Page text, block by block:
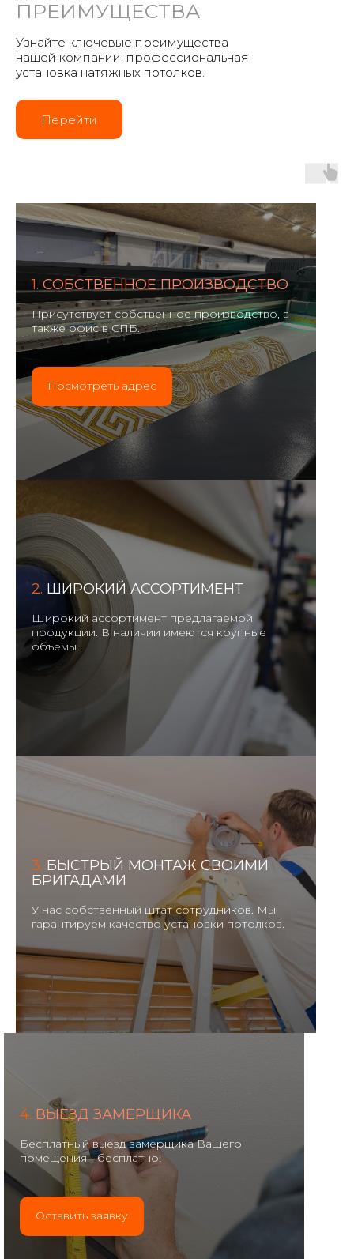
ПРЕИМУЩЕСТВА
Узнайте ключевые преимущества
нашей компании: профессиональная
установка натяжных потолков.
Перейти
1. СОБСТВЕННОЕ ПРОИЗВОДСТВО
Присутствует собственное производство, а
также офис в СПБ.
Посмотреть адрес
2. ШИРОКИЙ АССОРТИМЕНТ
Широкий ассортимент предлагаемой
продукции. В наличии имеются крупные
объемы.
3. БЫСТРЫЙ МОНТАЖ СВОИМИ
БРИГАДАМИ
У нас собственный штат сотрудников. Мы
гарантируем качество установки потолков.
4. ВЫЕЗД ЗАМЕРЩИКА
Бесплатный выезд замерщика Вашего
помещения - бесплатно!
Оставить заявку